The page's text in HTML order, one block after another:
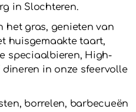
in Slochteren.
het gras, genieten van
huisgemaakte taart,
speciaalbieren, High-
in onze sfeervolle
borrelen, barbecueën